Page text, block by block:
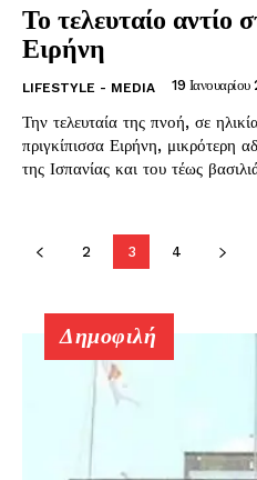
Το τελευταίο αντίο
Ειρήνη
LIFESTYLE - MEDIA 19
Την τελευταία της πνοή, σε
πριγκίπισσα Ειρήνη, μικρότερη
της Ισπανίας και του τέως
2 3 4
Δημοφιλή